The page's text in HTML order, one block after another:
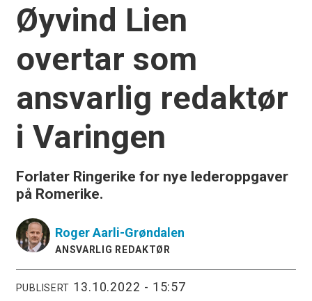
Øyvind Lien
overtar som
ansvarlig redaktør
i Varingen
Forlater Ringerike for nye lederoppgaver
på Romerike.
RogerAarli-Grøndalen
ANSVARLIG REDAKTØR
PUBLISERT 13.10.2022 - 15:57